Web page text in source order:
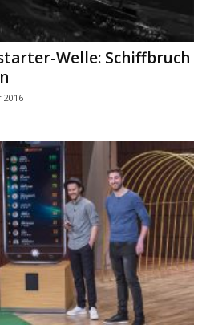
Welle: Schiffbruch
2016